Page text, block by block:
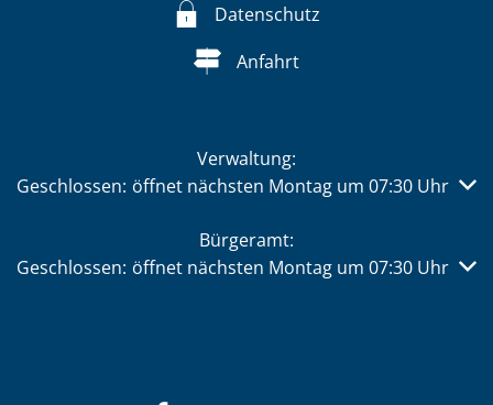
Datenschutz
Anfahrt
Verwaltung:
Klicken, um weitere Öffnungs- oder Schließzeiten
Geschlossen: öffnet nächsten Montag um 07:30 Uhr
Bürgeramt:
Klicken, um weitere Öffnungs- oder Schließzeiten
Geschlossen: öffnet nächsten Montag um 07:30 Uhr